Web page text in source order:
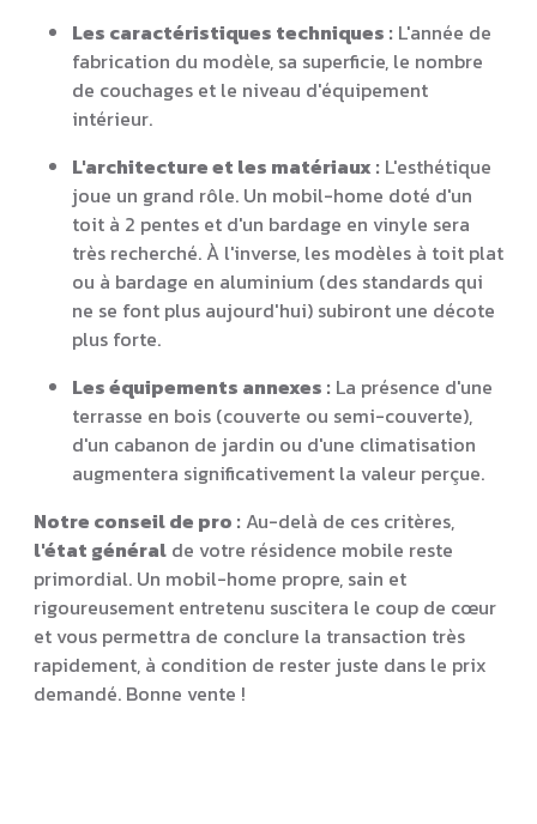
Les caractéristiques techniques : L'année de
fabrication du modèle, sa superficie, le nombre
de couchages et le niveau d'équipement
intérieur.
L'architecture et les matériaux : L'esthétique
joue un grand rôle. Un mobil-home doté d'un
toit à 2 pentes et d'un bardage en vinyle sera
très recherché. À l'inverse, les modèles à toit plat
ou à bardage en aluminium (des standards qui
ne se font plus aujourd'hui) subiront une décote
plus forte.
Les équipements annexes : La présence d'une
terrasse en bois (couverte ou semi-couverte),
d'un cabanon de jardin ou d'une climatisation
augmentera significativement la valeur perçue.
Notre conseil de pro : Au-delà de ces critères,
l'état général de votre résidence mobile reste
primordial. Un mobil-home propre, sain et
rigoureusement entretenu suscitera le coup de cœur
et vous permettra de conclure la transaction très
rapidement, à condition de rester juste dans le prix
demandé. Bonne vente !